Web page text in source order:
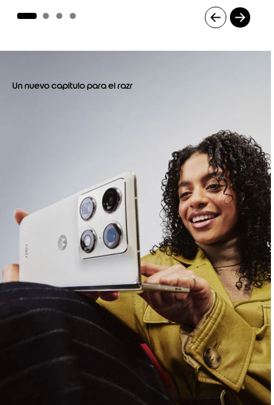
1
o
Un nuevo capítulo para el razr